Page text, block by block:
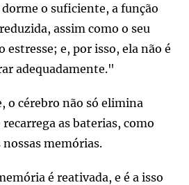
dorme o suficiente, a função
assim como o seu
estresse; e, por isso, ela não é
adequadamente."
o cérebro não só elimina
as baterias, como
memórias.
é reativada, e é a isso